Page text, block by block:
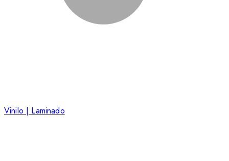
Vinilo | Laminado